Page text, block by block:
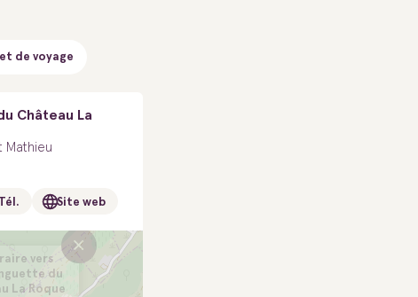
de voyage
Château La
Mathieu
Site web
vers
du
La Roque
×